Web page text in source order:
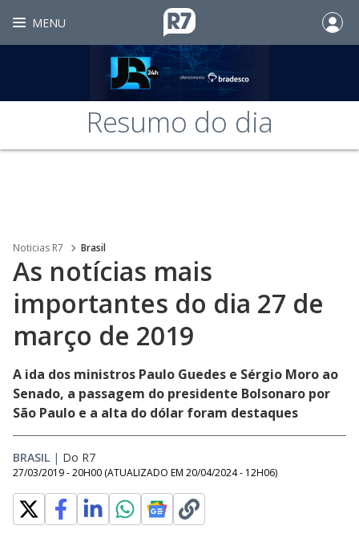
MENU
Resumo do dia
Noticias R7 Brasil
As notícias mais
importantes do dia 27 de
março de 2019
A ida dos ministros Paulo Guedes e Sérgio Moro ao
Senado, a passagem do presidente Bolsonaro por
São Paulo e a alta do dólar foram destaques
BRASIL | Do R7
27/03/2019 - 20H00 (ATUALIZADO EM 20/04/2024 - 12H06)